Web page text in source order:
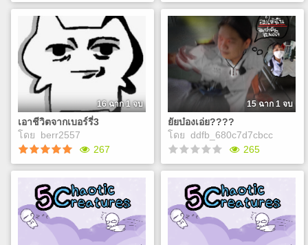
กลายเป็นสงครามประสาท
ขนาดย่อมๆ ที่เต็มไปด้วยความ
เข้าใจผิด มุกตลกหน้าตาย
และสถานการณ์สุดอลเวง
1 วัน ของ อารันเดล เวน่อม
คุณคือ นักเรียนใหม่ของ
โรงเรียนอีสตัน จึงไม่แปลกที่
อาจารย์ใหญ่จะจัดหานักเรียน
เก่ามาเป็นไกด์นำทางให้แก่คุณ
ถ้าไม่ติดว่าชายที่อยู่ตรงหน้า
คือ [ นักเรียนที่ถูกร้องเรียน
ด้านพฤติกรรมมากที่สุด ] น่ะ
นะ !
Play
กล่องของขวัญหน้าประตู
อยู่มาวันหนึ่งก็มีเสียงเคาะ
ประตูและนั้นคือตัวเลือกของ
คุณว่าจะเปิดดีไหมขอให้โชคดี
:3 ปล อาจจะเขียนไม่ถูกเป็น
บางคำนะคะ<3
Play
เอาชีวิตจากเบอร์รี่3
โดย
berr2557
16 ฉาก 1 จบ
267
เอาชีวิตจากเบอร์รี่3
ไม่รู้
Play
ยัยบ๋องเอ่ย????
โดย ddfb_680c7d7cbcc
15 ฉาก 1 จบ
265
ยัยบ๋องเอ่ย????
มาเฟียหาดใหญ่ได้เข้า
โรงเรียนมาตามที่ท่านปู่เรียก
ร้อง แต่ถ้าไม่ได้มาเพราะเรื่อง
เรียน อย่างเดียวละ แล้วเขามา